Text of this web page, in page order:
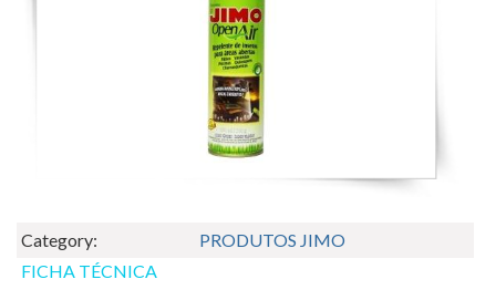
Category:
PRODUTOS JIMO
FICHA TÉCNICA